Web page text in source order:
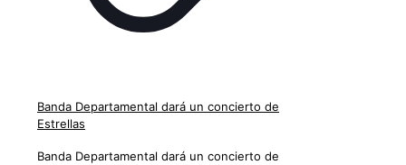
Banda Departamental dará un concierto de
Estrellas
Banda Departamental dará un concierto de